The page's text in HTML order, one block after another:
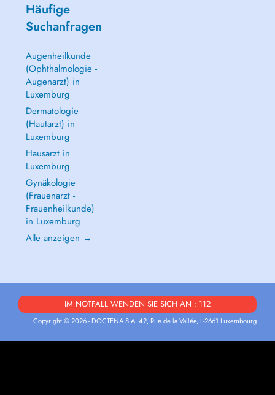
Häufige
Suchanfragen
Augenheilkunde
(Ophthalmologie -
Augenarzt) in
Luxemburg
Dermatologie
(Hautarzt) in
Luxemburg
Hausarzt in
Luxemburg
Gynäkologie
(Frauenarzt -
Frauenheilkunde)
in Luxemburg
Alle anzeigen →
IM NOTFALL WENDEN SIE SICH AN : 112
Copyright © 2026 - DOCTENA S.A. 42, Rue de la Vallée, L-2661 Luxembourg